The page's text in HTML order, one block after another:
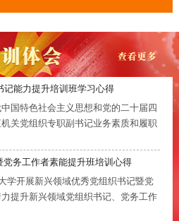
能力提升培训班学习心得
国特色社会主义思想和党的二十届四
关党组织专职副书记业务素质和履职
务工作者素能提升班培训心得
学开展新兴领域优秀党组织书记暨党
提升新兴领域党组织书记、党务工作